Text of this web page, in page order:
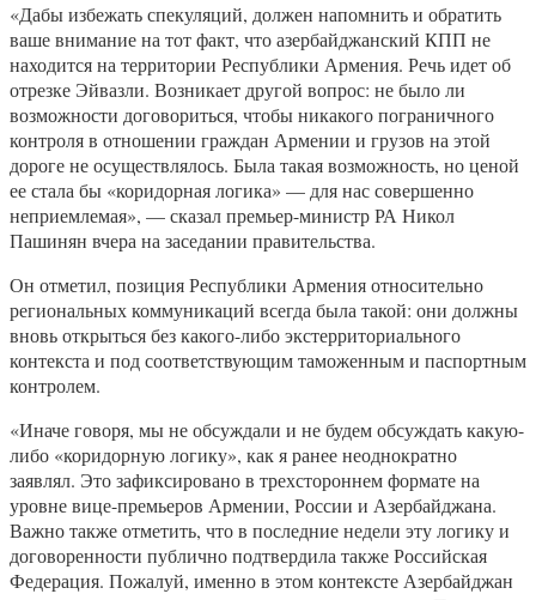
«Дабы избежать спекуляций, должен напомнить и обратить
ваше внимание на тот факт, что азербайджанский КПП не
находится на территории Республики Армения. Речь идет об
отрезке Эйвазли. Возникает другой вопрос: не было ли
возможности договориться, чтобы никакого пограничного
контроля в отношении граждан Армении и грузов на этой
дороге не осуществлялось. Была такая возможность, но ценой
ее стала бы «коридорная логика» — для нас совершенно
неприемлемая», — сказал премьер-министр РА Никол
Пашинян вчера на заседании правительства.
Он отметил, позиция Республики Армения относительно
региональных коммуникаций всегда была такой: они должны
вновь открыться без какого-либо экстерриториального
контекста и под соответствующим таможенным и паспортным
контролем.
«Иначе говоря, мы не обсуждали и не будем обсуждать какую-
либо «коридорную логику», как я ранее неоднократно
заявлял. Это зафиксировано в трехстороннем формате на
уровне вице-премьеров Армении, России и Азербайджана.
Важно также отметить, что в последние недели эту логику и
договоренности публично подтвердила также Российская
Федерация. Пожалуй, именно в этом контексте Азербайджан